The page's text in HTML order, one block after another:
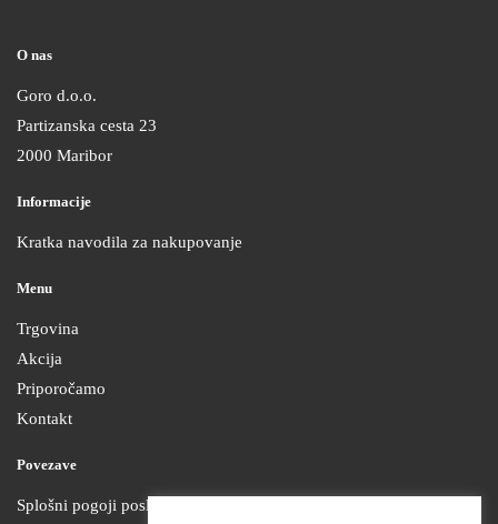
O nas
Goro d.o.o.
Partizanska cesta 23
2000 Maribor
Informacije
Kratka navodila za nakupovanje
Menu
Trgovina
Akcija
Priporočamo
Kontakt
Povezave
Splošni pogoji poslovanja